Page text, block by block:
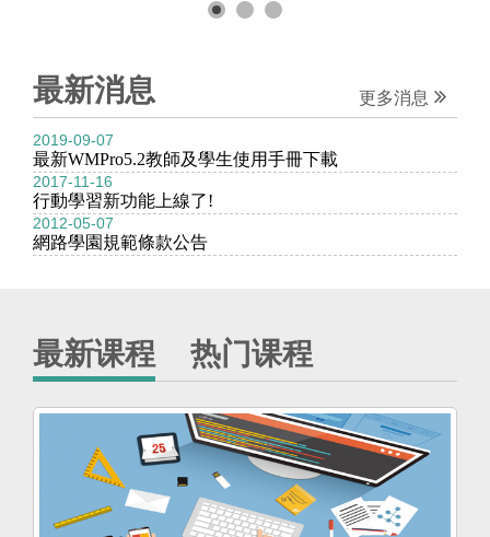
最新消息 更多消息
2019-09-07
最新WMPro5.2教師及學生使用手冊下載
2017-11-16
行動學習新功能上線了!
2012-05-07
網路學園規範條款公告
最新课程 热门课程